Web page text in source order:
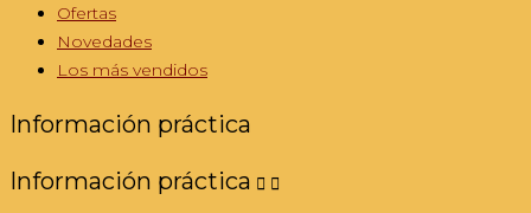
Ofertas
Novedades
Los más vendidos
Información práctica
Información práctica  